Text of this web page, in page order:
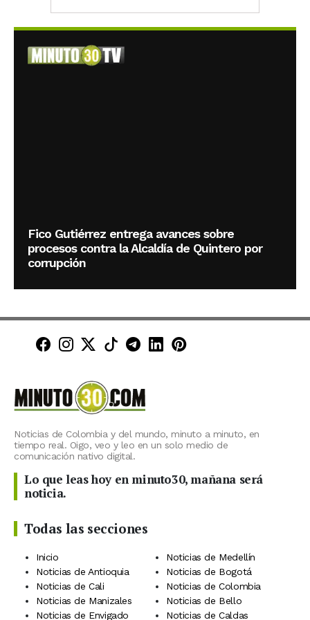
Fico Gutiérrez entrega avances sobre
procesos contra la Alcaldía de Quintero por
corrupción
Minuto30 en Facebook
Minuto30 en Instagram
Minuto30 en X (Twitter)
Minuto30 en TikTok
Canal de Minuto30 en
Minuto30 en LinkedIn
Minuto30 en
Noticias de Colombia y del mundo, minuto a minuto, en
tiempo real. Oigo, veo y leo en un solo medio de
comunicación nativo digital.
Lo que leas hoy en minuto30, mañana será
noticia.
Todas las secciones
Inicio
Noticias de Medellín
Noticias de Antioquia
Noticias de Bogotá
Noticias de Cali
Noticias de Colombia
Noticias de Manizales
Noticias de Bello
Noticias de Envigado
Noticias de Caldas